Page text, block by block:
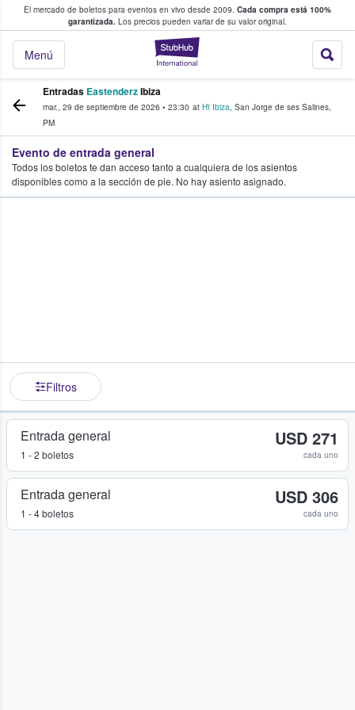
El mercado de boletos para eventos en vivo desde 2009. Cada compra está 100%
garantizada. Los precios pueden variar de su valor original.
StubHub: donde
Menú
fans compran y venden boletos
Entradas EastenderzIbiza
mar., 29 de septiembre de 2026 • 23:30 at Hï Ibiza, San Jorge de ses Salines,
PM
Evento de entrada general
Todos los boletos te dan acceso tanto a cualquiera de los asientos
disponibles como a la sección de pie. No hay asiento asignado.
Filtros
Entrada general
1 - 2 boletos
USD 271
cada uno
Entrada general
1 - 4 boletos
USD 306
cada uno